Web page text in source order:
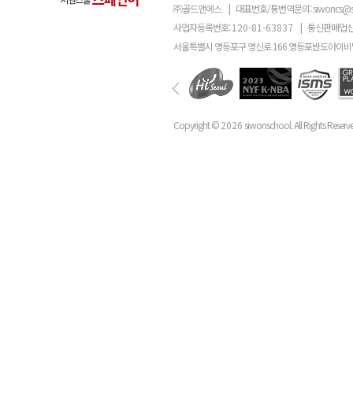
㈜골드앤에스 | 대표번호/통번역문의:
사업자등록번호:120-81-63837 | 통신판매업
서울특별시 영등포구 영신로 166 영등포반도아이
Copyright ©2026 siwonschool. All Rights